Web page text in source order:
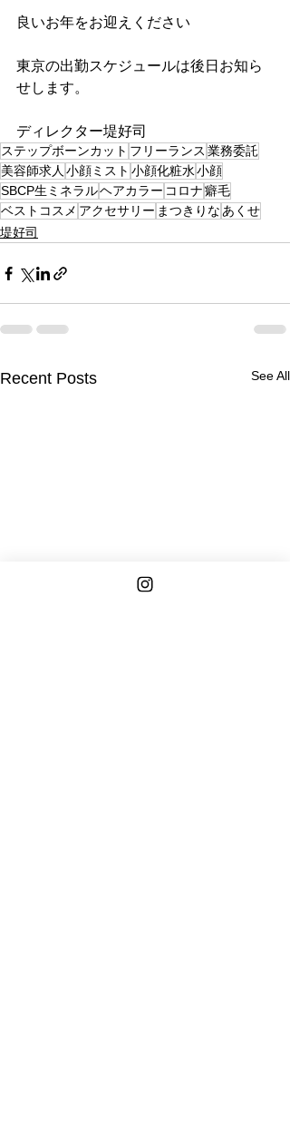
良いお年をお迎えください
東京の出勤スケジュールは後日お知ら
せします。
ディレクター堤好司
ステップボーンカット フリーランス 業務委託
美容師求人 小顔ミスト 小顔化粧水小顔
SBCP生ミネラルヘアカラー コロナ癖毛
ベストコスメ アクセサリー まつきりなあくせ
堤好司
Recent Posts See All